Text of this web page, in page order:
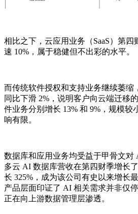
相比之下，云应用业务（SaaS）第四
速 10%，属于稳健但不出彩的水平。
而传统软件授权和支持业务继续萎缩
同比下滑 2%，说明客户向云端迁移
件业务分别增长 13% 和 9%，规模较
响有限。
数据库和应用业务均受益于甲骨文对
多云 AI 数据库营收在第四财季增长
长 325%，成为该公司有史以来增长
产品层面印证了 AI 相关需求并非仅
正在向上游数据管理层渗透。